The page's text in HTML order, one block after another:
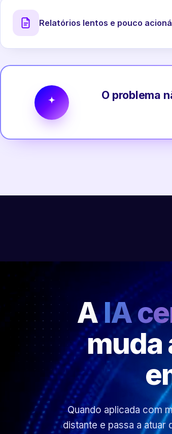
Relatórios lentos e pouco
O problema
AIA
muda
Quando aplicada com
distante e passa a